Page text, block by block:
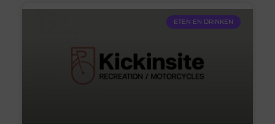
ETEN EN DRINKEN